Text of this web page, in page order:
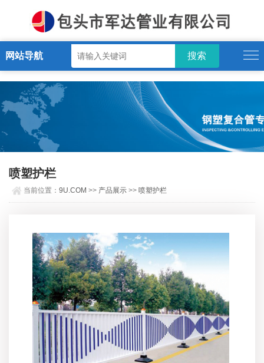
9U.COM
网站导航
喷塑护栏
当前位置：9U.COM >> 产品展示 >>喷塑护栏